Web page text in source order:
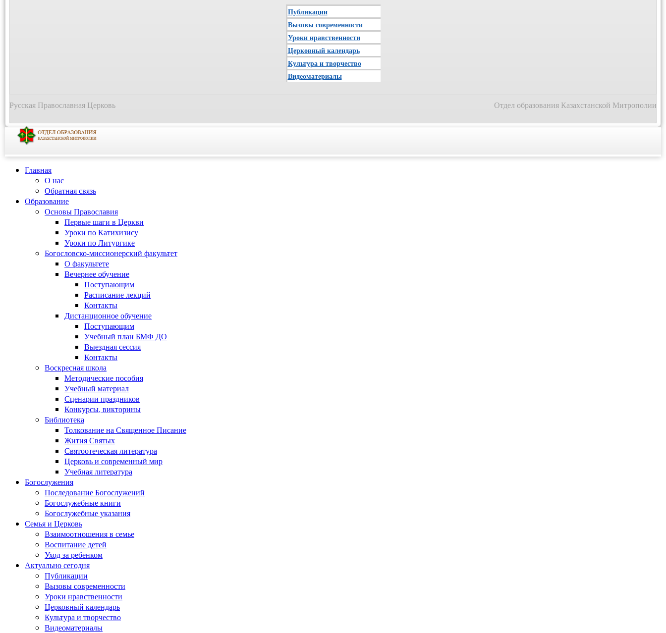
Публикации
Вызовы современности
Уроки нравственности
Церковный календарь
Культура и творчество
Видеоматериалы
Русская Православная Церковь Отдел образования Казахстанской Митрополии
Главная
О нас
Обратная связь
Образование
Основы Православия
Первые шаги в Церкви
Уроки по Катихизису
Уроки по Литургике
Богословско-миссионерский факультет
О факультете
Вечернее обучение
Поступающим
Расписание лекций
Контакты
Дистанционное обучение
Поступающим
Учебный план БМФ ДО
Выездная сессия
Контакты
Воскресная школа
Методические пособия
Учебный материал
Сценарии праздников
Конкурсы, викторины
Библиотека
Толкование на Священное Писание
Жития Святых
Святоотеческая литература
Церковь и современный мир
Учебная литература
Богослужения
Последование Богослужений
Богослужебные книги
Богослужебные указания
Семья и Церковь
Взаимоотношения в семье
Воспитание детей
Уход за ребенком
Актуально сегодня
Публикации
Вызовы современности
Уроки нравственности
Церковный календарь
Культура и творчество
Видеоматериалы